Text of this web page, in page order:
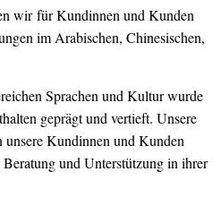
wir für Kundinnen und Kunden
im Arabischen, Chinesischen,
Sprachen und Kultur wurde
geprägt und vertieft. Unsere
Kundinnen und Kunden
und Unterstützung in ihrer